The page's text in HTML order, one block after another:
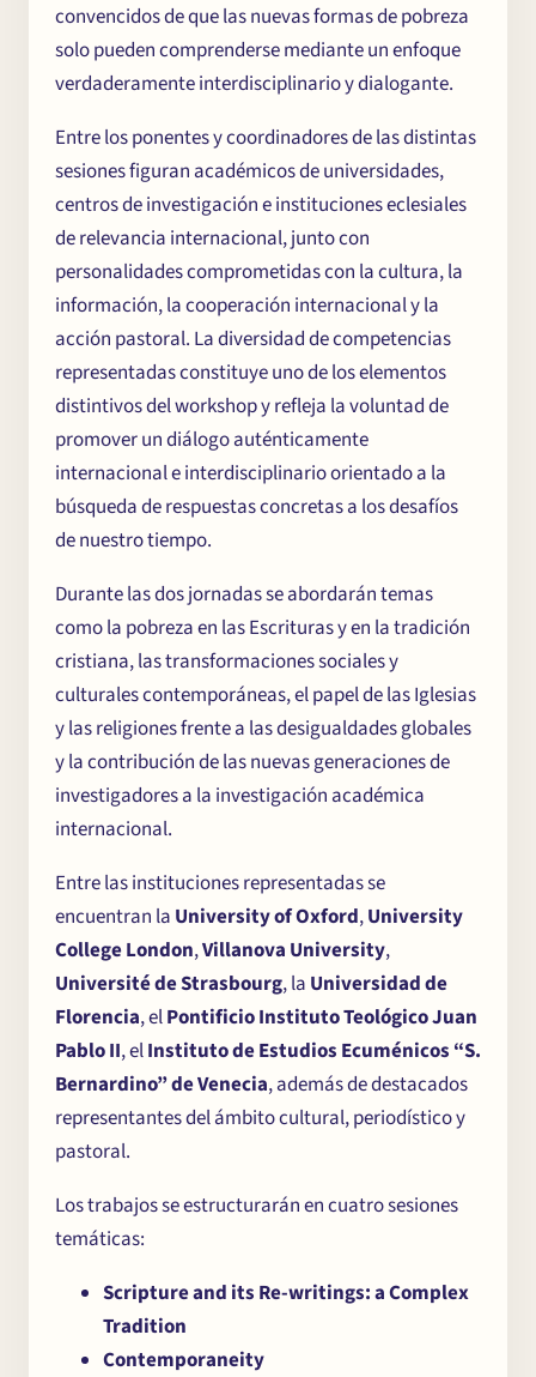
convencidos de que las nuevas formas de pobreza
solo pueden comprenderse mediante un enfoque
verdaderamente interdisciplinario y dialogante.
Entre los ponentes y coordinadores de las distintas
sesiones figuran académicos de universidades,
centros de investigación e instituciones eclesiales
de relevancia internacional, junto con
personalidades comprometidas con la cultura, la
información, la cooperación internacional y la
acción pastoral. La diversidad de competencias
representadas constituye uno de los elementos
distintivos del workshop y refleja la voluntad de
promover un diálogo auténticamente
internacional e interdisciplinario orientado a la
búsqueda de respuestas concretas a los desafíos
de nuestro tiempo.
Durante las dos jornadas se abordarán temas
como la pobreza en las Escrituras y en la tradición
cristiana, las transformaciones sociales y
culturales contemporáneas, el papel de las Iglesias
y las religiones frente a las desigualdades globales
y la contribución de las nuevas generaciones de
investigadores a la investigación académica
internacional.
Entre las instituciones representadas se
encuentran la University of Oxford,University
College London,Villanova University,
Université de Strasbourg, la Universidad de
Florencia, elPontificio Instituto Teológico Juan
Pablo II, elInstituto de Estudios Ecuménicos “S.
Bernardino” de Venecia, además de destacados
representantes del ámbito cultural, periodístico y
pastoral.
Los trabajos se estructurarán en cuatro sesiones
temáticas:
Scripture and its Re-writings: a Complex
Tradition
Contemporaneity